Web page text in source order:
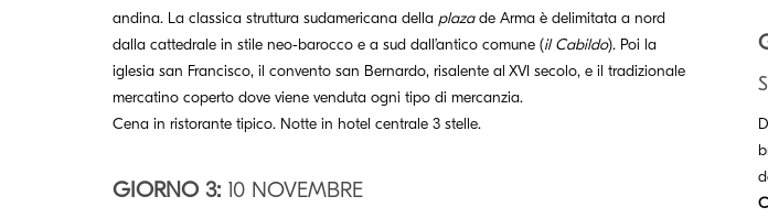
andina. La classica struttura sudamericana della plazade Arma è delimitata a nord
dalla cattedrale in stile neo-barocco e a sud dall’antico comune (il Cabildo). Poi la
iglesia san Francisco, il convento san Bernardo, risalente al XVI secolo, e il tradizionale
mercatino coperto dove viene venduta ogni tipo di mercanzia.
Cena in ristorante tipico. Notte in hotel centrale 3 stelle.
GIORNO 3: 10 NOVEMBRE